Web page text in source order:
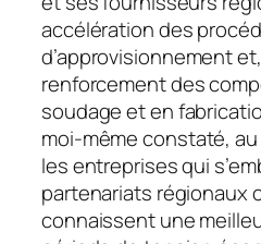
accélération des
d’approvisionnement
renforcement des
soudage et en
moi-même constaté,
les entreprises qui
partenariats régionaux
connaissent une